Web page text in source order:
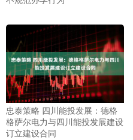
忠泰策略 四川能投发展：德格
格萨尔电力与四川能投发展建设
订立建设合同